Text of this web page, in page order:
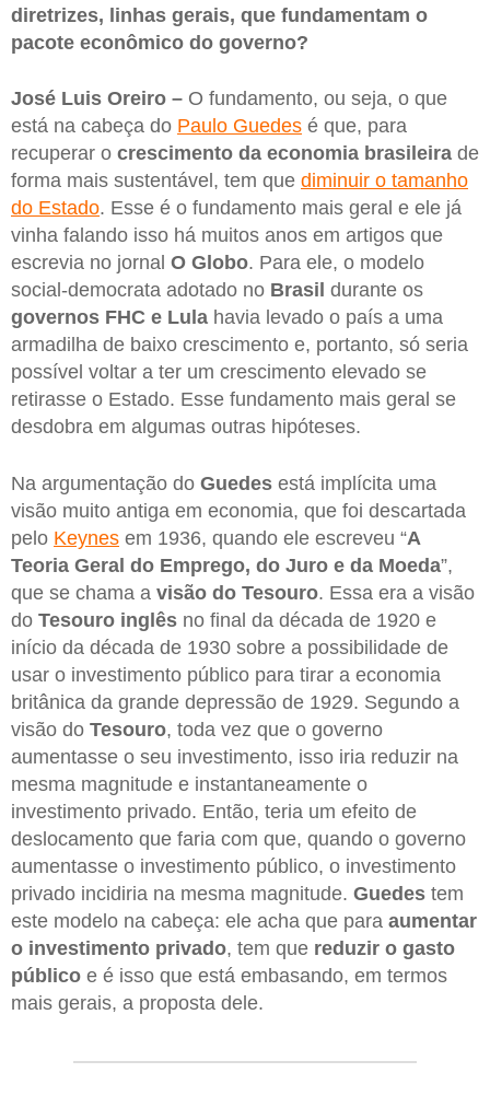
diretrizes, linhas gerais, que fundamentam o
pacote econômico do governo?
José Luis Oreiro – O fundamento, ou seja, o que
está na cabeça do Paulo Guedes é que, para
recuperar o crescimento da economia brasileira de
forma mais sustentável, tem que diminuir o tamanho
do Estado. Esse é o fundamento mais geral e ele já
vinha falando isso há muitos anos em artigos que
escrevia no jornal O Globo. Para ele, o modelo
social-democrata adotado no Brasil durante os
governos FHC e Lula havia levado o país a uma
armadilha de baixo crescimento e, portanto, só seria
possível voltar a ter um crescimento elevado se
retirasse o Estado. Esse fundamento mais geral se
desdobra em algumas outras hipóteses.
Na argumentação do Guedes está implícita uma
visão muito antiga em economia, que foi descartada
pelo Keynes em 1936, quando ele escreveu “A
Teoria Geral do Emprego, do Juro e da Moeda”,
que se chama a visão do Tesouro. Essa era a visão
do Tesouro inglês no final da década de 1920 e
início da década de 1930 sobre a possibilidade de
usar o investimento público para tirar a economia
britânica da grande depressão de 1929. Segundo a
visão do Tesouro, toda vez que o governo
aumentasse o seu investimento, isso iria reduzir na
mesma magnitude e instantaneamente o
investimento privado. Então, teria um efeito de
deslocamento que faria com que, quando o governo
aumentasse o investimento público, o investimento
privado incidiria na mesma magnitude. Guedes tem
este modelo na cabeça: ele acha que para aumentar
o investimento privado, tem que reduzir o gasto
público e é isso que está embasando, em termos
mais gerais, a proposta dele.